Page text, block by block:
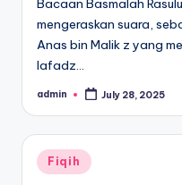
Bacaan Basmalah
mengeraskan suara,
Anas bin Malik z yang
lafadz…
Posted
admin July 28, 2025
Posted
in
Fiqih